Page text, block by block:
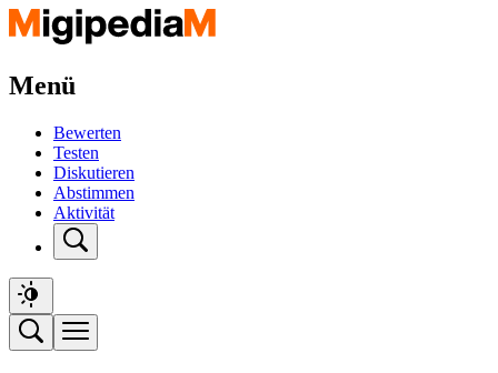
Menü
Bewerten
Testen
Diskutieren
Abstimmen
Aktivität